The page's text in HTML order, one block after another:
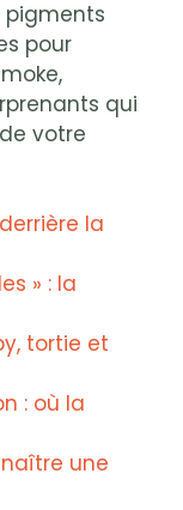
pigments
pour
qui
votre
la
» : la
tortie et
: où la
une